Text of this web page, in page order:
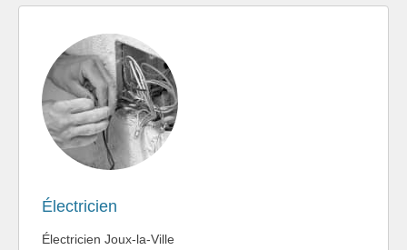
Électricien
Électricien Joux-la-Ville